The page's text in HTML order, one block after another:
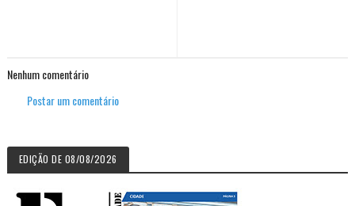
Nenhum comentário
Postar um comentário
EDIÇÃO DE 08/08/2026